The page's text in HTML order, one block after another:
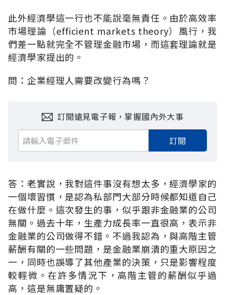
此外經濟學這一行也不能說毫無責任。由於高效率
市場理論（efficient markets theory）風行，我
們差一點就完全不管理金融市場，而這套理論就是
經濟學家提出的。
問：企業經理人需要改變行為嗎？
訂閱遠見電子報，掌握國內外大事
訂閱
答：老實說，我對這件事沒有想太多，經濟學家的
一個壞習慣，是認為私部門大部分時候都知道自己
在做什麼。這次發生的事，似乎跟非金融業的公司
無關。過去十年，生產力成長率一直很高，表示非
金融業的公司做得不錯。不過我認為，與高階主管
薪酬有關的一些問題，是金融業崩潰的重大原因之
一，同時也誤導了其他產業的決策，只是影響程度
較輕微。在許多情況下，高階主管的薪酬似乎過
高，這是無庸置疑的。